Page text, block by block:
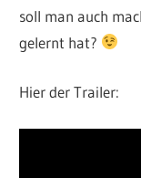
soll man auch
gelernt hat?
Hier der Trailer: